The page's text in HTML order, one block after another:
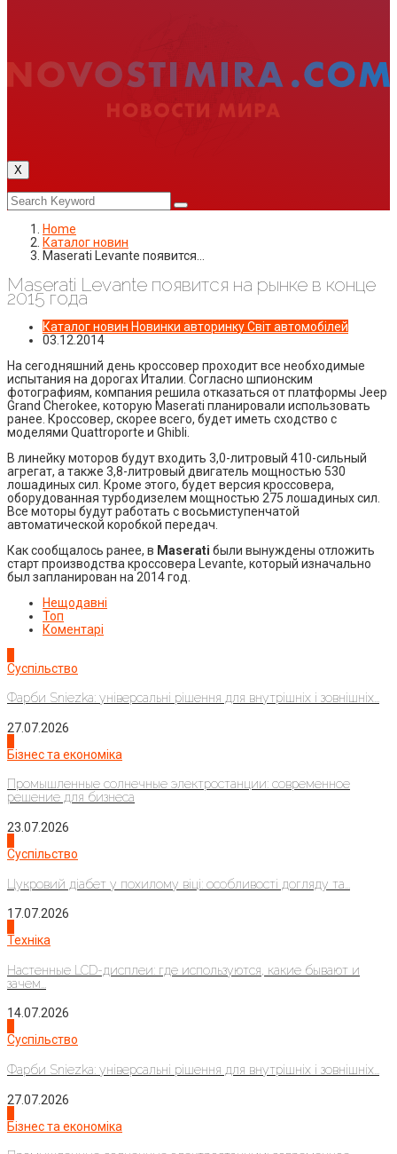
X
Home
Каталог новин
Maserati Lеvante появится…
Maserati Lеvante появится на рынке в конце
2015 года
Каталог новин Новинки авторинкуСвіт автомобілей
03.12.2014
На сегодняшний день кроссовер проходит все необходимые
испытания на дорогах Италии. Согласно шпионским
фотографиям, компания решила отказаться от платформы Jeep
Grand Cherokee, которую Maserati планировали использовать
ранее. Кроссовер, скорее всего, будет иметь сходство с
моделями Quattroporte и Ghibli.
В линейку моторов будут входить 3,0-литровый 410-сильный
агрегат, а также 3,8-литровый двигатель мощностью 530
лошадиных сил. Кроме этого, будет версия кроссовера,
оборудованная турбодизелем мощностью 275 лошадиных сил.
Все моторы будут работать с восьмиступенчатой
автоматической коробкой передач.
Как сообщалось ранее, в Maserati были вынуждены отложить
старт производства кроссовера Levante, который изначально
был запланирован на 2014 год.
Нещодавні
Топ
Коментарі
Суспільство
Фарби Sniezka: універсальні рішення для внутрішніх і зовнішніх...
27.07.2026
Бізнес та економіка
Промышленные солнечные электростанции: современное
решение для бизнеса
23.07.2026
Суспільство
Цукровий діабет у похилому віці: особливості догляду та...
17.07.2026
Техніка
Настенные LCD-дисплеи: где используются, какие бывают и
зачем...
14.07.2026
Суспільство
Фарби Sniezka: універсальні рішення для внутрішніх і зовнішніх...
27.07.2026
Бізнес та економіка